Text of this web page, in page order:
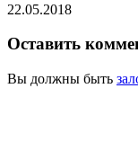
22.05.2018
Оставить
Вы должны быть